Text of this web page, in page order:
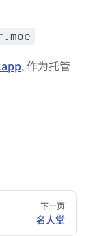
, 作为托管
下一页
名人堂